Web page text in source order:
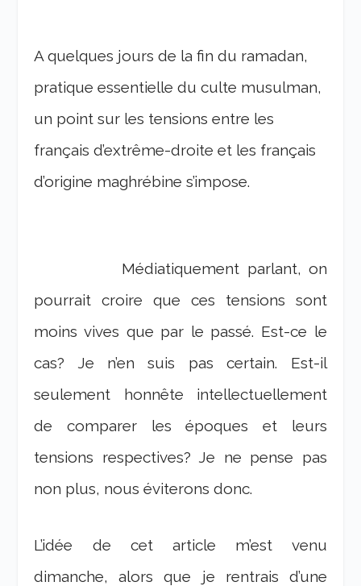
A quelques jours de la fin du ramadan,
pratique essentielle du culte musulman,
un point sur les tensions entre les
français d’extrême-droite et les français
d’origine maghrébine s’impose.
Médiatiquement parlant, on
pourrait croire que ces tensions sont
moins vives que par le passé. Est-ce le
cas? Je n’en suis pas certain. Est-il
seulement honnête intellectuellement
de comparer les époques et leurs
tensions respectives? Je ne pense pas
non plus, nous éviterons donc.
L’idée de cet article m’est venu
dimanche, alors que je rentrais d’une